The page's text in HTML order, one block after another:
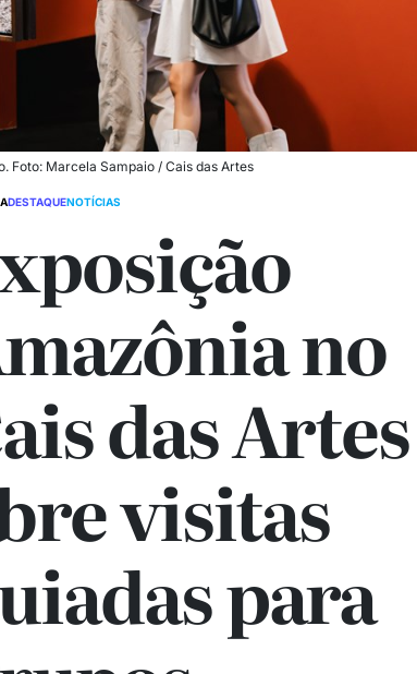
Foto: Marcela Sampaio / Cais das Artes
DESTAQUENOTÍCIAS
no
das Artes
visitas
para